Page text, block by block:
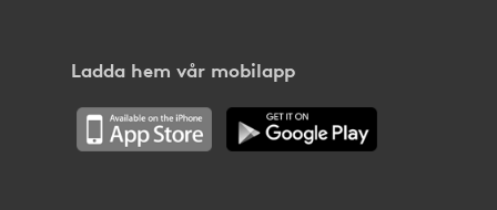
Ladda hem vår mobilapp